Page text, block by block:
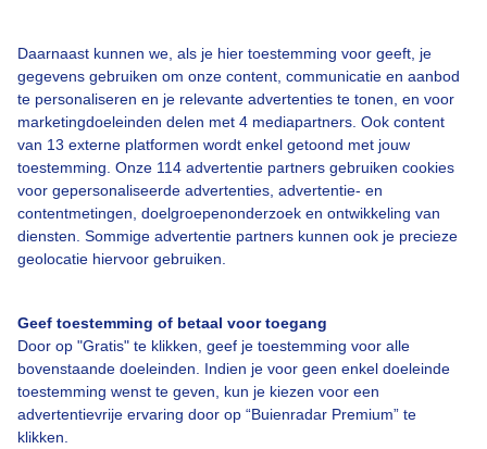
Daarnaast kunnen we, als je hier toestemming voor geeft, je
gegevens gebruiken om onze content, communicatie en aanbod
te personaliseren en je relevante advertenties te tonen, en voor
marketingdoeleinden delen met 4 mediapartners. Ook content
van 13 externe platformen wordt enkel getoond met jouw
toestemming. Onze 114 advertentie partners gebruiken cookies
voor gepersonaliseerde advertenties, advertentie- en
contentmetingen, doelgroepenonderzoek en ontwikkeling van
diensten. Sommige advertentie partners kunnen ook je precieze
geolocatie hiervoor gebruiken.
Geef toestemming of betaal voor toegang
Door op "Gratis" te klikken, geef je toestemming voor alle
bovenstaande doeleinden. Indien je voor geen enkel doeleinde
toestemming wenst te geven, kun je kiezen voor een
advertentievrije ervaring door op “Buienradar Premium” te
klikken.
Over Buienradar
Bedrijfsgegevens
Contact
Toegankelijkheid
Gebruikersvoorwaarden
Adverteren